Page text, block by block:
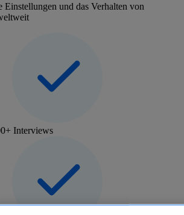
und das Verhalten von
Interviews